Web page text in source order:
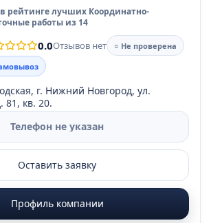
рейтинге лучших Координатно-
работы из 14
0.0Отзывов нет
○ Не проверена
г. Нижний Новгород, ул.
81, кв. 20.
Телефон не указан
Оставить заявку
Профиль компании